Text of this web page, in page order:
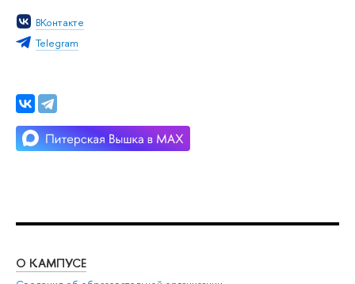
ВКонтакте
Telegram
О КАМПУСЕ